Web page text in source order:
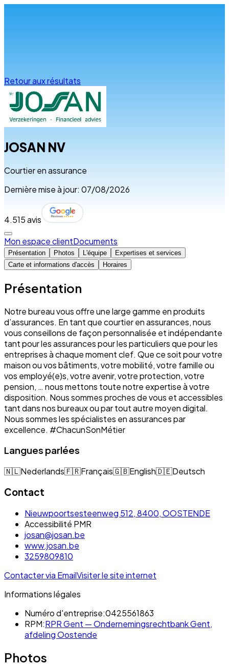
Retour aux résultats
JOSAN NV
Courtier en assurance
Dernière mise à jour: 07/08/2026
4.515 avis
Mon espace clientDocuments
Présentation Photos L'équipe
Expertises et services
Carte et informations d'accès
Horaires
Présentation
Notre bureau vous offre une large gamme en produits
d’assurances. En tant que courtier en assurances, nous
vous conseillons de façon personnalisée et indépendante
tant pour les assurances pour les particuliers que pour les
entreprises à chaque moment clef. Que ce soit pour votre
maison ou vos bâtiments, votre mobilité, votre famille ou
vos employé(e)s, votre avenir, votre protection, votre
pension, … nous mettons toute notre expertise à votre
disposition. Nous sommes proches de vous et accessibles
tant dans nos bureaux ou par tout autre moyen digital.
Nous sommes les spécialistes en assurances par
excellence. #ChacunSonMétier
Langues parlées
🇳🇱Nederlands🇫🇷Français🇬🇧English🇩🇪Deutsch
Contact
Nieuwpoortsesteenweg 512, 8400, OOSTENDE
Accessibilité PMR
josan@josan.be
www.josan.be
3259809810
Contacter via EmailVisiter le site internet
Informations légales
Numéro d'entreprise:0425561863
RPM:RPR Gent — Ondernemingsrechtbank Gent,
afdeling Oostende
Photos